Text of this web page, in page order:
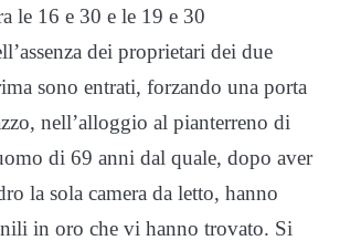
le 16 e 30 e le 19 e 30
dei proprietari dei due
sono entrati, forzando una porta
nell’alloggio al pianterreno di
di 69 anni dal quale, dopo aver
la sola camera da letto, hanno
in oro che vi hanno trovato. Si